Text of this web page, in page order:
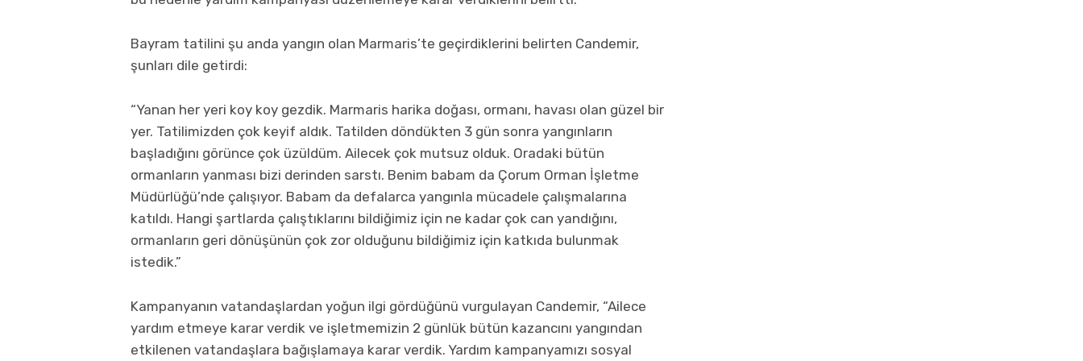
Bayram tatilini şu anda yangın olan Marmaris’te geçirdiklerini belirten Candemir,
şunları dile getirdi:
“Yanan her yeri koy koy gezdik. Marmaris harika doğası, ormanı, havası olan güzel bir
yer. Tatilimizden çok keyif aldık. Tatilden döndükten 3 gün sonra yangınların
başladığını görünce çok üzüldüm. Ailecek çok mutsuz olduk. Oradaki bütün
ormanların yanması bizi derinden sarstı. Benim babam da Çorum Orman İşletme
Müdürlüğü’nde çalışıyor. Babam da defalarca yangınla mücadele çalışmalarına
katıldı. Hangi şartlarda çalıştıklarını bildiğimiz için ne kadar çok can yandığını,
ormanların geri dönüşünün çok zor olduğunu bildiğimiz için katkıda bulunmak
istedik.”
Kampanyanın vatandaşlardan yoğun ilgi gördüğünü vurgulayan Candemir, “Ailece
yardım etmeye karar verdik ve işletmemizin 2 günlük bütün kazancını yangından
etkilenen vatandaşlara bağışlamaya karar verdik. Yardım kampanyamızı sosyal